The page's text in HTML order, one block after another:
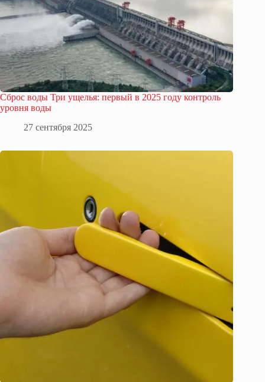
Сброс воды Три ущелья: первый в 2025 году контроль
уровня воды
27 сентября 2025